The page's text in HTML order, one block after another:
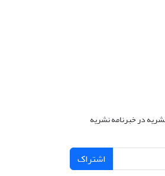
در خبرنامه نشریه
اشتراک